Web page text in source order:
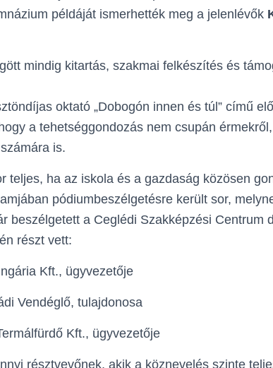
példáját ismerhették meg a jelenlévők
mindig kitartás, szakmai felkészítés és
oktató „Dobogón innen és túl” című
a tehetséggondozás nem csupán
is.
teljes, ha az iskola és a gazdaság közösen
pódiumbeszélgetésre került sor,
beszélgetett a Ceglédi Szakképzési Centrum
részt vett:
Kft., ügyvezetője
Vendéglő, tulajdonosa
Kft., ügyvezetője
résztvevőnek, akik a köznevelés szinte